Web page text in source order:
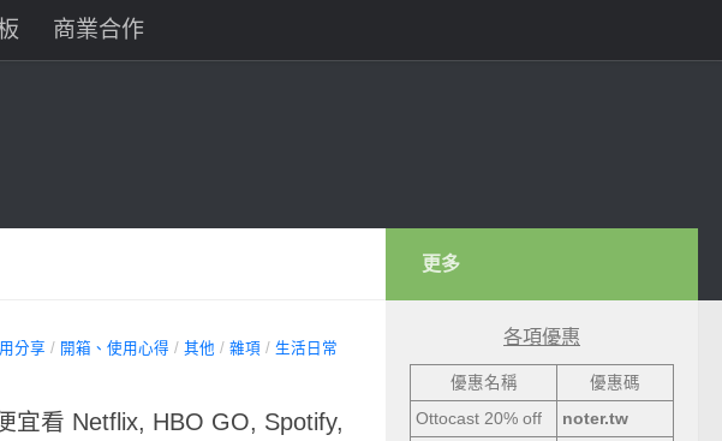
商業合作
分享 / 開箱、使用心得 / 其他 / 雜項 / 生活日常
宜看 Netflix, HBO GO, Spotify,
更多
各項優惠
優惠名稱
優惠碼
Ottocast 20% off
noter.tw